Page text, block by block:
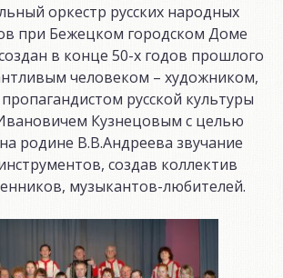
оркестр русских народных
при Бежецком городском Доме
в конце 50-х годов прошлого
человеком – художником,
русской культуры
Кузнецовым с целью
родине В.В.Андреева звучание
создав коллектив
музыкантов-любителей.